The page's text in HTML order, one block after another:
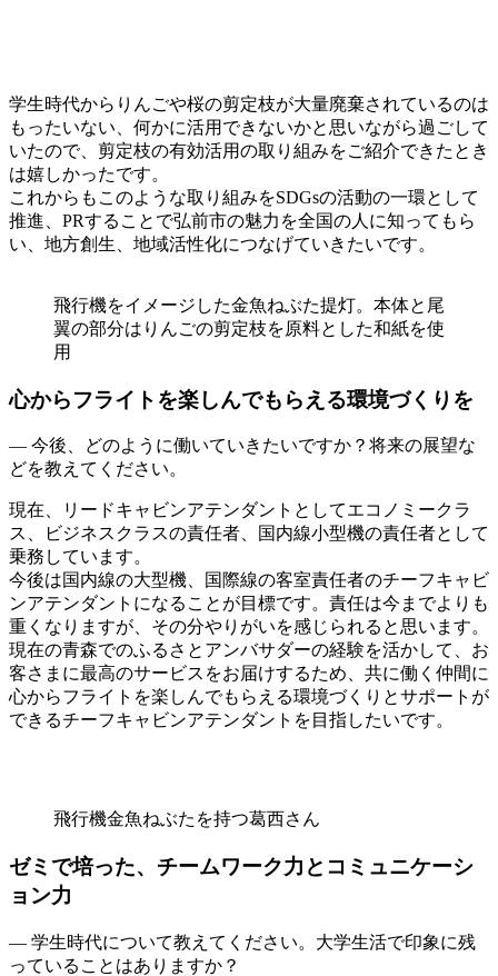
学生時代からりんごや桜の剪定枝が大量廃棄されているのは
もったいない、何かに活用できないかと思いながら過ごして
いたので、剪定枝の有効活用の取り組みをご紹介できたとき
は嬉しかったです。
これからもこのような取り組みをSDGsの活動の一環として
推進、PRすることで弘前市の魅力を全国の人に知ってもら
い、地方創生、地域活性化につなげていきたいです。
飛行機をイメージした金魚ねぶた提灯。本体と尾
翼の部分はりんごの剪定枝を原料とした和紙を使
用
心からフライトを楽しんでもらえる環境づくりを
— 今後、どのように働いていきたいですか？将来の展望な
どを教えてください。
現在、リードキャビンアテンダントとしてエコノミークラ
ス、ビジネスクラスの責任者、国内線小型機の責任者として
乗務しています。
今後は国内線の大型機、国際線の客室責任者のチーフキャビ
ンアテンダントになることが目標です。責任は今までよりも
重くなりますが、その分やりがいを感じられると思います。
現在の青森でのふるさとアンバサダーの経験を活かして、お
客さまに最高のサービスをお届けするため、共に働く仲間に
心からフライトを楽しんでもらえる環境づくりとサポートが
できるチーフキャビンアテンダントを目指したいです。
飛行機金魚ねぶたを持つ葛西さん
ゼミで培った、チームワーク力とコミュニケーシ
ョン力
— 学生時代について教えてください。大学生活で印象に残
っていることはありますか？